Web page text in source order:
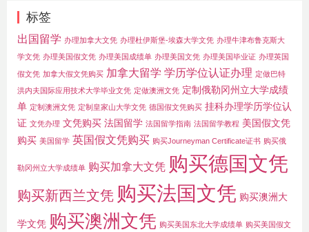
标签
出国留学 办理加拿大文凭 办理杜伊斯堡-埃森大学文凭 办理牛津布鲁克斯大
学文凭 办理美国假文凭 办理美国成绩单 办理美国文凭 办理美国毕业证 办理英国
假文凭 加拿大假文凭购买 加拿大留学 学历学位认证办理 定做巴特
洪内夫国际应用技术大学毕业文凭 定做澳洲文凭 定制俄勒冈州立大学成绩
单 定制澳洲文凭 定制皇家山大学文凭 德国假文凭购买 挂科办理学历学位认
证 文凭办理 文凭购买 法国留学 法国留学指南 法国留学教程 美国假文凭
购买 美国留学 英国假文凭购买 购买Journeyman Certificate证书 购买俄
勒冈州立大学成绩单 购买加拿大文凭 购买德国文凭
购买新西兰文凭 购买法国文凭 购买澳洲大
学文凭 购买澳洲文凭 购买美国东北大学成绩单 购买美国假文